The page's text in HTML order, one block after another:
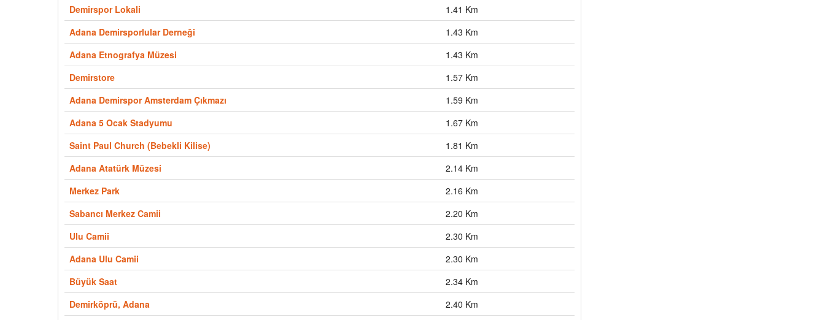
Demirspor Lokali
1.41 Km
Adana Demirsporlular Derneği
1.43 Km
Adana Etnografya Müzesi
1.43 Km
Demirstore
1.57 Km
Adana Demirspor Amsterdam Çıkmazı
1.59 Km
Adana 5 Ocak Stadyumu
1.67 Km
Saint Paul Church (Bebekli Kilise)
1.81 Km
Adana Atatürk Müzesi
2.14 Km
Merkez Park
2.16 Km
Sabancı Merkez Camii
2.20 Km
Ulu Camii
2.30 Km
Adana Ulu Camii
2.30 Km
Büyük Saat
2.34 Km
Demirköprü, Adana
2.40 Km